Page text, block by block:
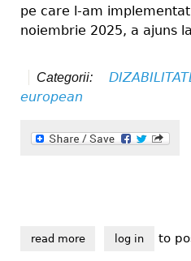
pe care l-am
noiembrie 2025, a ajuns
Categorii:
european
read moreabout viața cu
log in to